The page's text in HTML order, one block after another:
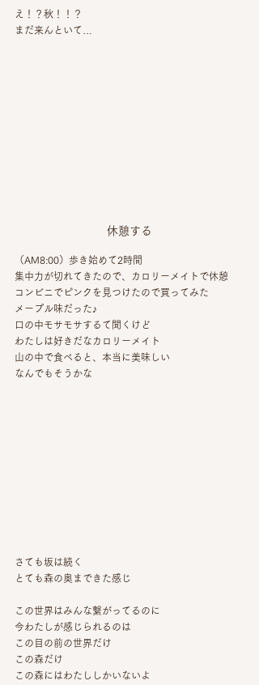
え！？秋！！？
まだ来んといて…
休憩する
（AM8:00）歩き始めて2時間
集中力が切れてきたので、カロリーメイトで休憩
コンビニでピンクを見つけたので買ってみた
メープル味だった♪
口の中モサモサするて聞くけど
わたしは好きだなカロリーメイト
山の中で食べると、本当に美味しい
なんでもそうかな
さても坂は続く
とても森の奥まできた感じ
この世界はみんな繋がってるのに
今わたしが感じられるのは
この目の前の世界だけ
この森だけ
この森にはわたししかいないよ